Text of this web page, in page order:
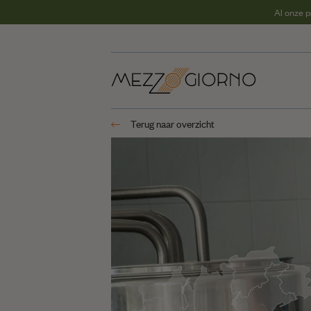
Al onze
REGIO'S
Puglia
Calabrië
Basilicata
Sardinië
Terug naar overzicht